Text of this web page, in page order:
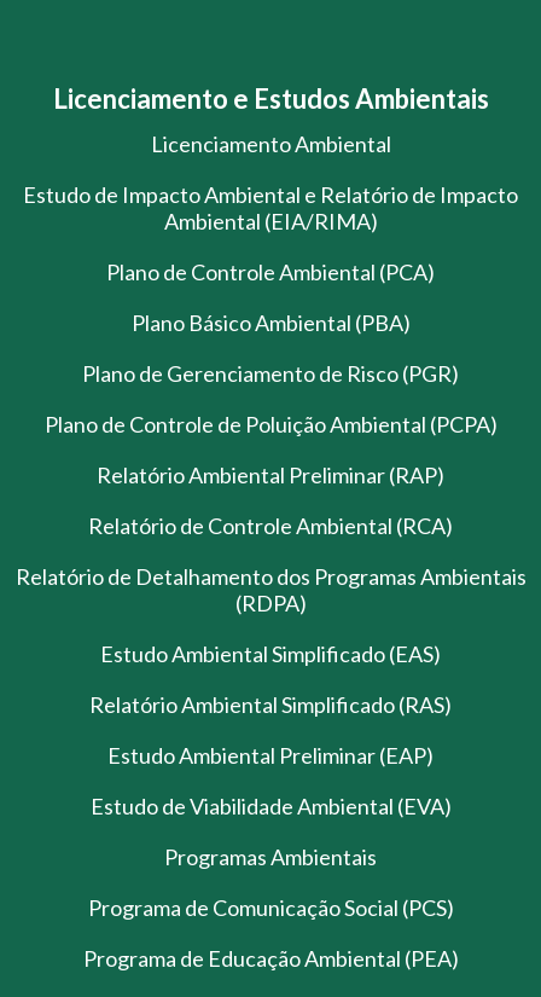
Licenciamento e Estudos Ambientais
Licenciamento Ambiental
Estudo de Impacto Ambiental e Relatório de Impacto
Ambiental (EIA/RIMA)
Plano de Controle Ambiental (PCA)
Plano Básico Ambiental (PBA)
Plano de Gerenciamento de Risco (PGR)
Plano de Controle de Poluição Ambiental (PCPA)
Relatório Ambiental Preliminar (RAP)
Relatório de Controle Ambiental (RCA)
Relatório de Detalhamento dos Programas Ambientais
(RDPA)
Estudo Ambiental Simplificado (EAS)
Relatório Ambiental Simplificado (RAS)
Estudo Ambiental Preliminar (EAP)
Estudo de Viabilidade Ambiental (EVA)
Programas Ambientais
Programa de Comunicação Social (PCS)
Programa de Educação Ambiental (PEA)